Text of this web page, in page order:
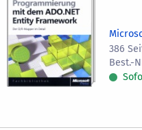
386